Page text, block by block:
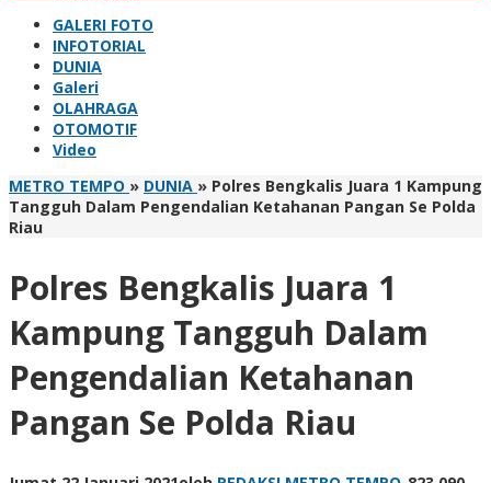
GALERI FOTO
INFOTORIAL
DUNIA
Galeri
OLAHRAGA
OTOMOTIF
Video
METRO TEMPO » DUNIA » Polres Bengkalis Juara 1 Kampung
Tangguh Dalam Pengendalian Ketahanan Pangan Se Polda
Riau
Polres Bengkalis Juara 1
Kampung Tangguh Dalam
Pengendalian Ketahanan
Pangan Se Polda Riau